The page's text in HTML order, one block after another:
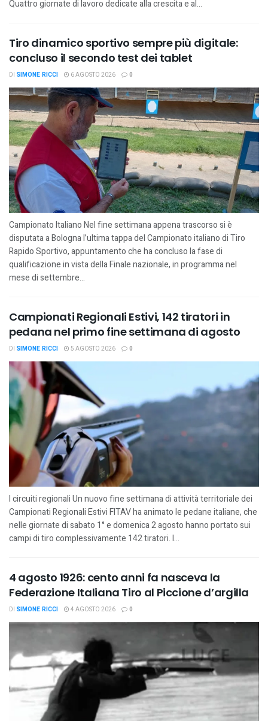
Quattro giornate di lavoro dedicate alla crescita e al...
Tiro dinamico sportivo sempre più digitale:
concluso il secondo test dei tablet
DI SIMONE RICCI 6 AGOSTO 2026 0
Campionato Italiano Nel fine settimana appena trascorso si è
disputata a Bologna l’ultima tappa del Campionato italiano di Tiro
Rapido Sportivo, appuntamento che ha concluso la fase di
qualificazione in vista della Finale nazionale, in programma nel
mese di settembre...
Campionati Regionali Estivi, 142 tiratori in
pedana nel primo fine settimana di agosto
DI SIMONE RICCI 5 AGOSTO 2026 0
I circuiti regionali Un nuovo fine settimana di attività territoriale dei
Campionati Regionali Estivi FITAV ha animato le pedane italiane, che
nelle giornate di sabato 1° e domenica 2 agosto hanno portato sui
campi di tiro complessivamente 142 tiratori. I...
4 agosto 1926: cento anni fa nasceva la
Federazione Italiana Tiro al Piccione d’argilla
DI SIMONE RICCI 4 AGOSTO 2026 0